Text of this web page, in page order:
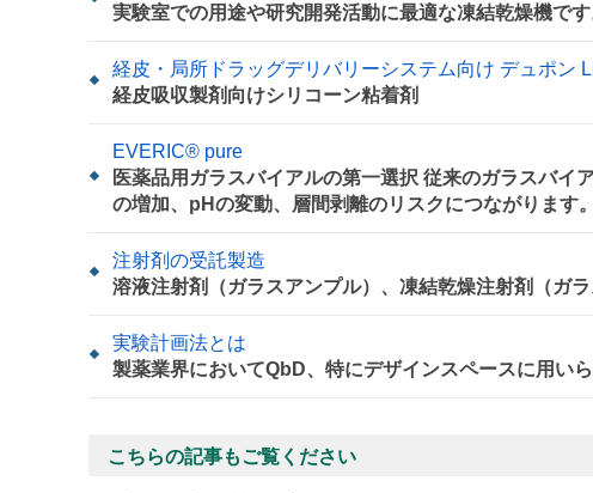
実験室での用途や研究開発活動に最適な凍結乾燥機です
経皮・局所ドラッグデリバリーシステム向け デュポン
経皮吸収製剤向けシリコーン粘着剤
EVERIC® pure
医薬品用ガラスバイアルの第一選択 従来のガラスバイ
の増加、pHの変動、層間剥離のリスクにつながります。
注射剤の受託製造
溶液注射剤（ガラスアンプル）、凍結乾燥注射剤（ガラ
実験計画法とは
製薬業界においてQbD、特にデザインスペースに用い
こちらの記事もご覧ください